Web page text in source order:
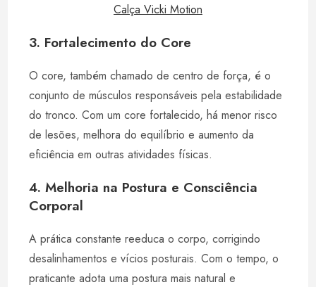
Calça Vicki Motion
3. Fortalecimento do Core
O core, também chamado de centro de força, é o
conjunto de músculos responsáveis pela estabilidade
do tronco. Com um core fortalecido, há menor risco
de lesões, melhora do equilíbrio e aumento da
eficiência em outras atividades físicas.
4. Melhoria na Postura e Consciência
Corporal
A prática constante reeduca o corpo, corrigindo
desalinhamentos e vícios posturais. Com o tempo, o
praticante adota uma postura mais natural e